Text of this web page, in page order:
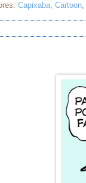
Capixaba, Cartoon,